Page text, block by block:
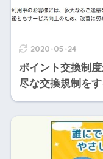
2020-05-24
ポイント交換制
尽な交換規制を